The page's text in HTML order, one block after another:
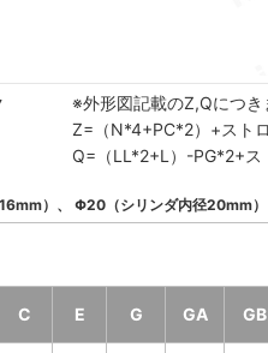
※外形図記載のZ,Qにつ
Z=（N*4+PC*2）+スト
Q=（LL*2+L）-PG*2+ス
）、 Φ20（シリンダ内径20mm）
C E G GA GB